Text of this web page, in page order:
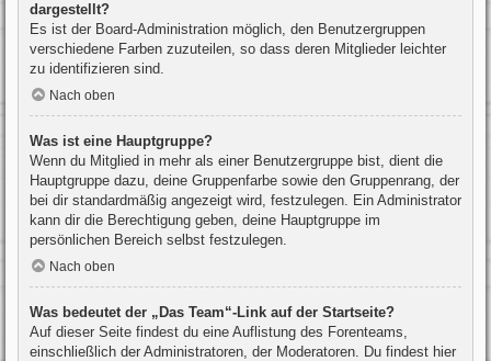
dargestellt?
Es ist der Board-Administration möglich, den Benutzergruppen
verschiedene Farben zuzuteilen, so dass deren Mitglieder leichter
zu identifizieren sind.
Nach oben
Was ist eine Hauptgruppe?
Wenn du Mitglied in mehr als einer Benutzergruppe bist, dient die
Hauptgruppe dazu, deine Gruppenfarbe sowie den Gruppenrang, der
bei dir standardmäßig angezeigt wird, festzulegen. Ein Administrator
kann dir die Berechtigung geben, deine Hauptgruppe im
persönlichen Bereich selbst festzulegen.
Nach oben
Was bedeutet der „Das Team“-Link auf der Startseite?
Auf dieser Seite findest du eine Auflistung des Forenteams,
einschließlich der Administratoren, der Moderatoren. Du findest hier